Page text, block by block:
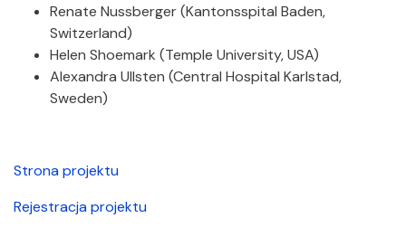
Renate Nussberger (Kantonsspital Baden,
Switzerland)
Helen Shoemark (Temple University, USA)
Alexandra Ullsten (Central Hospital Karlstad,
Sweden)
Strona projektu
Rejestracja projektu